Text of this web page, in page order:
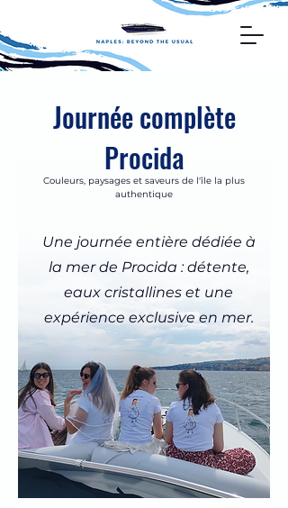
Journée complète
Procida
Couleurs, paysages et saveurs de l'île la plus
authentique
Une journée entière dédiée à
la mer de Procida : détente,
eaux cristallines et une
expérience exclusive en mer.